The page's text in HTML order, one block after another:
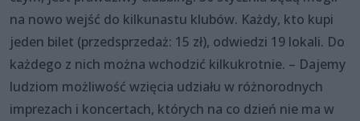
na nowo wejść do kilkunastu klubów. Każdy, kto kupi
jeden bilet (przedsprzedaż: 15 zł), odwiedzi 19 lokali. Do
każdego z nich można wchodzić kilkukrotnie. – Dajemy
ludziom możliwość wzięcia udziału w różnorodnych
imprezach i koncertach, których na co dzień nie ma w